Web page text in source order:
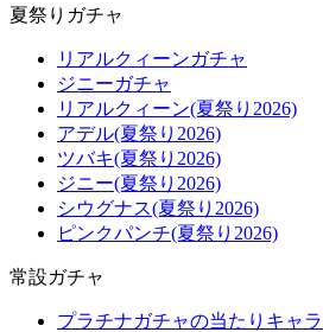
夏祭りガチャ
リアルクィーンガチャ
ジニーガチャ
リアルクィーン(夏祭り2026)
アデル(夏祭り2026)
ツバキ(夏祭り2026)
ジニー(夏祭り2026)
シウグナス(夏祭り2026)
ピンクパンチ(夏祭り2026)
常設ガチャ
プラチナガチャの当たりキャラ